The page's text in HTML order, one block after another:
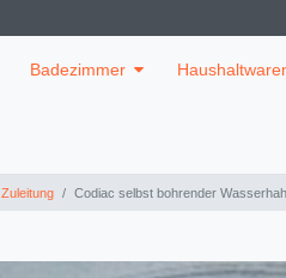
Badezimmer
Zuleitung Codiac selbst bohrender